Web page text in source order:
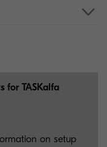
for TASKalfa
on setup